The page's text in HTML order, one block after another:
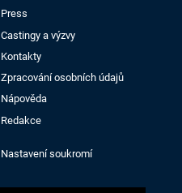
Press
Castingy a výzvy
Kontakty
Zpracování osobních údajů
Nápověda
Redakce
Nastavení soukromí